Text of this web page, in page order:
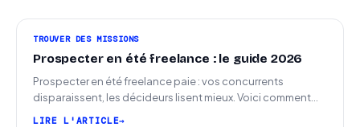
TROUVER DES MISSIONS
Prospecter en été freelance : le guide 2026
Prospecter en été freelance paie : vos concurrents
disparaissent, les décideurs lisent mieux. Voici comment
LIRE L'ARTICLE